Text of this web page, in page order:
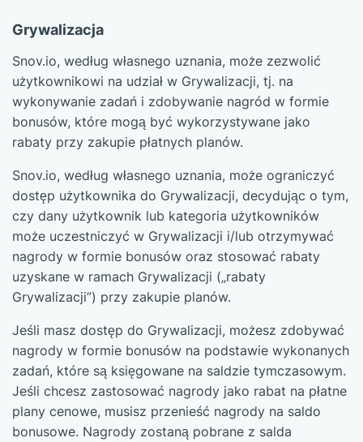
Grywalizacja
Snov.io, według własnego uznania, może zezwolić
użytkownikowi na udział w Grywalizacji, tj. na
wykonywanie zadań i zdobywanie nagród w formie
bonusów, które mogą być wykorzystywane jako
rabaty przy zakupie płatnych planów.
Snov.io, według własnego uznania, może ograniczyć
dostęp użytkownika do Grywalizacji, decydując o tym,
czy dany użytkownik lub kategoria użytkowników
może uczestniczyć w Grywalizacji i/lub otrzymywać
nagrody w formie bonusów oraz stosować rabaty
uzyskane w ramach Grywalizacji („rabaty
Grywalizacji”) przy zakupie planów.
Jeśli masz dostęp do Grywalizacji, możesz zdobywać
nagrody w formie bonusów na podstawie wykonanych
zadań, które są księgowane na saldzie tymczasowym.
Jeśli chcesz zastosować nagrody jako rabat na płatne
plany cenowe, musisz przenieść nagrody na saldo
bonusowe. Nagrody zostaną pobrane z salda